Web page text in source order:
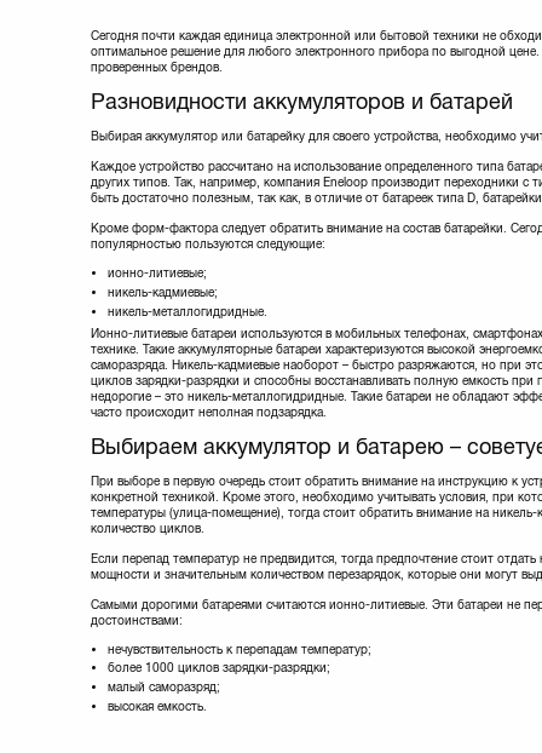
Сегодня почти каждая единица электронной или бытовой техники не
оптимальное решение для любого электронного прибора по выгодной
проверенных брендов.
Разновидности аккумуляторов и батарей
Выбирая аккумулятор или батарейку для своего устройства, необходимо
Каждое устройство рассчитано на использование определенного типа
других типов. Так, например, компания Eneloop производит переходники с
быть достаточно полезным, так как, в отличие от батареек типа D,
Кроме форм-фактора следует обратить внимание на состав батарейки.
популярностью пользуются следующие:
ионно-литиевые;
никель-кадмиевые;
никель-металлогидридные.
Ионно-литиевые батареи используются в мобильных телефонах,
технике. Такие аккумуляторные батареи характеризуются высокой
саморазряда. Никель-кадмиевые наоборот – быстро разряжаются, но при
циклов зарядки-разрядки и способны восстанавливать полную емкость
недорогие – это никель-металлогидридные. Такие батареи не обладают
часто происходит неполная подзарядка.
Выбираем аккумулятор и батарею –
При выборе в первую очередь стоит обратить внимание на инструкцию к
конкретной техникой. Кроме этого, необходимо учитывать условия, при
температуры (улица-помещение), тогда стоит обратить внимание на
количество циклов.
Если перепад температур не предвидится, тогда предпочтение стоит
мощности и значительным количеством перезарядок, которые они могут
Самыми дорогими батареями считаются ионно-литиевые. Эти батареи не
достоинствами:
нечувствительность к перепадам температур;
более 1000 циклов зарядки-разрядки;
малый саморазряд;
высокая емкость.